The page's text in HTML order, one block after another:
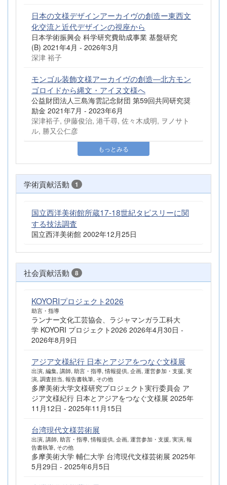
日本の文様デザインアーカイヴの創造ー東西文
化交流と近代デザインの視座から
日本学術振興会 科学研究費助成事業 基盤研究
(B) 2021年4月 - 2026年3月
深津 裕子
モンゴル装飾文様アーカイヴの創造―北方モン
ゴロイドから縄文・アイヌ文様へ
公益財団法人三島海雲記念財団 第59回共同研究奨
励金 2021年7月 - 2023年6月
深津裕子, 伊藤俊治, 港千尋, 佐々木成明, ヲノサト
ル, 勝又公仁彦
もっとみる
学術貢献活動 1
国立西洋美術館所蔵17-18世紀タピスリーに関
する技法調査
国立西洋美術館 2002年12月25日
社会貢献活動 8
KOYORIプロジェクト2026
助言・指導
ランナー文化工芸協会、ラジャマンガラ工科大
学 KOYORI プロジェクト2026 2026年4月30日 -
2026年8月9日
アジア文様紀行 日本とアジアをつなぐ文様展
出演, 編集, 講師, 助言・指導, 情報提供, 企画, 運営参加・支援, 実
演, 調査担当, 報告書執筆, その他
多摩美術大学文様研究プロジェクト実行委員会 ア
ジア文様紀行 日本とアジアをつなぐ文様展 2025年
11月12日 - 2025年11月15日
台湾現代文様芸術展
出演, 講師, 助言・指導, 情報提供, 企画, 運営参加・支援, 実演, 報
告書執筆, その他
多摩美術大学 輔仁大学 台湾現代文様芸術展 2025年
5月29日 - 2025年6月5日